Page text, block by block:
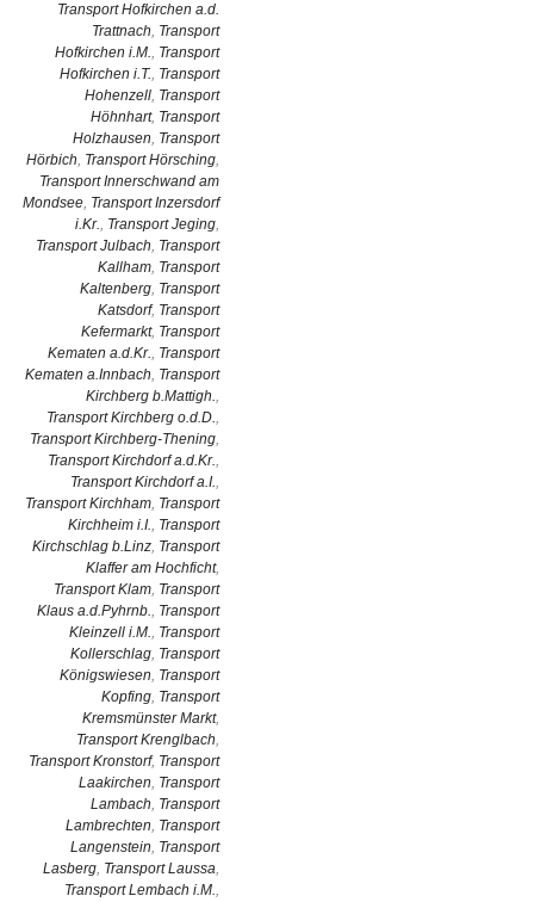
Transport Hofkirchen a.d.
Trattnach, Transport
Hofkirchen i.M., Transport
Hofkirchen i.T., Transport
Hohenzell, Transport
Höhnhart, Transport
Holzhausen, Transport
Hörbich, Transport Hörsching,
Transport Innerschwand am
Mondsee, Transport Inzersdorf
i.Kr., Transport Jeging,
Transport Julbach, Transport
Kallham, Transport
Kaltenberg, Transport
Katsdorf, Transport
Kefermarkt, Transport
Kematen a.d.Kr., Transport
Kematen a.Innbach, Transport
Kirchberg b.Mattigh.,
Transport Kirchberg o.d.D.,
Transport Kirchberg-Thening,
Transport Kirchdorf a.d.Kr.,
Transport Kirchdorf a.I.,
Transport Kirchham, Transport
Kirchheim i.I., Transport
Kirchschlag b.Linz, Transport
Klaffer am Hochficht,
Transport Klam, Transport
Klaus a.d.Pyhrnb., Transport
Kleinzell i.M., Transport
Kollerschlag, Transport
Königswiesen, Transport
Kopfing, Transport
Kremsmünster Markt,
Transport Krenglbach,
Transport Kronstorf, Transport
Laakirchen, Transport
Lambach, Transport
Lambrechten, Transport
Langenstein, Transport
Lasberg, Transport Laussa,
Transport Lembach i.M.,